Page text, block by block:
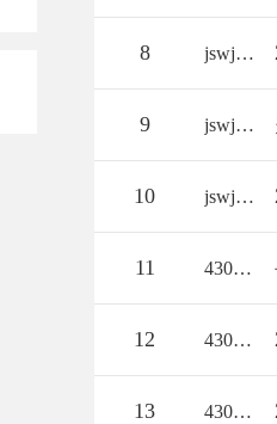
8 jswjj/2026-2374252
9 jswjj/2026-2367699
10 jswjj/2026-2374277
11 43061000/2026-1193588
12 43060018112/2026-2377825
13 43060018112/2026-2377823